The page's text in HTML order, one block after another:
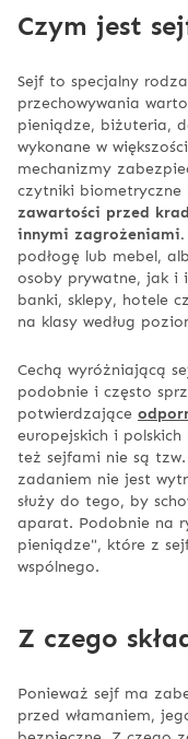
Czym jest
Sejf to specjalny
przechowywania
pieniądze, biżuteria,
wykonane w
mechanizmy
czytniki biometryczne
zawartości przed
innymi zagrożeniami.
podłogę lub mebel,
osoby prywatne, jak i
banki, sklepy, hotele
na klasy według
Cechą wyróżniającą
podobnie i często
potwierdzające
europejskich i
też sejfami nie są
zadaniem nie jest
służy do tego, by
aparat. Podobnie na
pieniądze", które z
wspólnego.
Z czego
Ponieważ sejf ma
przed włamaniem,